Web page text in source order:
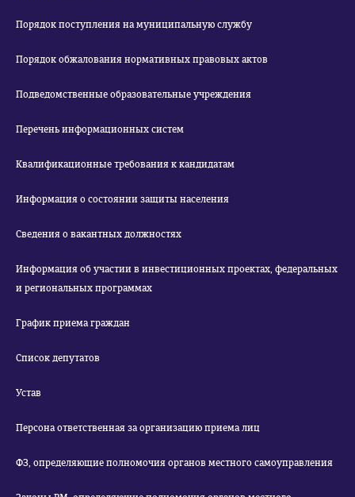
Порядок поступления на муниципальную службу
Порядок обжалования нормативных правовых актов
Подведомственные образовательные учреждения
Перечень информационных систем
Квалификационные требования к кандидатам
Информация о состоянии защиты населения
Сведения о вакантных должностях
Информация об участии в инвестиционных проектах, федеральных
и региональных программах
График приема граждан
Список депутатов
Устав
Персона ответственная за организацию приема лиц
ФЗ, определяющие полномочия органов местного самоуправления